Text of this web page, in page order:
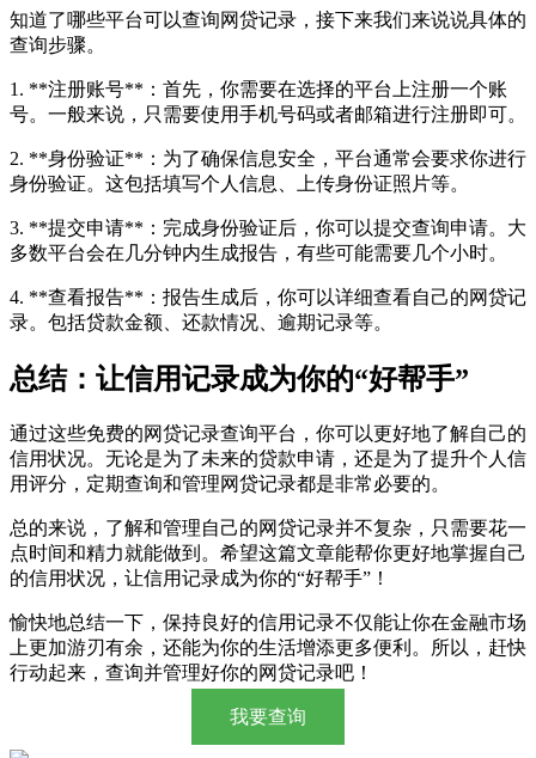
知道了哪些平台可以查询网贷记录，接下来我们来说说具体的
查询步骤。
1. **注册账号**：首先，你需要在选择的平台上注册一个账
号。一般来说，只需要使用手机号码或者邮箱进行注册即可。
2. **身份验证**：为了确保信息安全，平台通常会要求你进行
身份验证。这包括填写个人信息、上传身份证照片等。
3. **提交申请**：完成身份验证后，你可以提交查询申请。大
多数平台会在几分钟内生成报告，有些可能需要几个小时。
4. **查看报告**：报告生成后，你可以详细查看自己的网贷记
录。包括贷款金额、还款情况、逾期记录等。
总结：让信用记录成为你的“好帮手”
通过这些免费的网贷记录查询平台，你可以更好地了解自己的
信用状况。无论是为了未来的贷款申请，还是为了提升个人信
用评分，定期查询和管理网贷记录都是非常必要的。
总的来说，了解和管理自己的网贷记录并不复杂，只需要花一
点时间和精力就能做到。希望这篇文章能帮你更好地掌握自己
的信用状况，让信用记录成为你的“好帮手”！
愉快地总结一下，保持良好的信用记录不仅能让你在金融市场
上更加游刃有余，还能为你的生活增添更多便利。所以，赶快
行动起来，查询并管理好你的网贷记录吧！
我要查询